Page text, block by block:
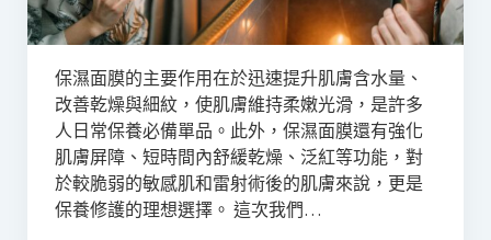
保濕面膜的主要作用在於迅速提升肌膚含水量、
改善乾燥與細紋，使肌膚維持柔嫩光滑，是許多
人日常保養必備單品。此外，保濕面膜還有強化
肌膚屏障、短時間內舒緩乾燥、泛紅等功能，對
於較脆弱的敏感肌和雷射術後的肌膚來說，更是
保養修護的理想選擇。 這次我們…